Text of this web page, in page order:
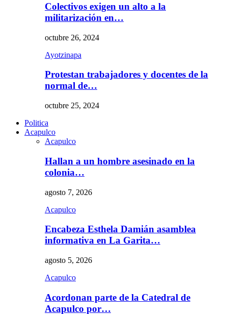
Colectivos exigen un alto a la
militarización en…
octubre 26, 2024
Ayotzinapa
Protestan trabajadores y docentes de la
normal de…
octubre 25, 2024
Politica
Acapulco
Acapulco
Hallan a un hombre asesinado en la
colonia…
agosto 7, 2026
Acapulco
Encabeza Esthela Damián asamblea
informativa en La Garita…
agosto 5, 2026
Acapulco
Acordonan parte de la Catedral de
Acapulco por…